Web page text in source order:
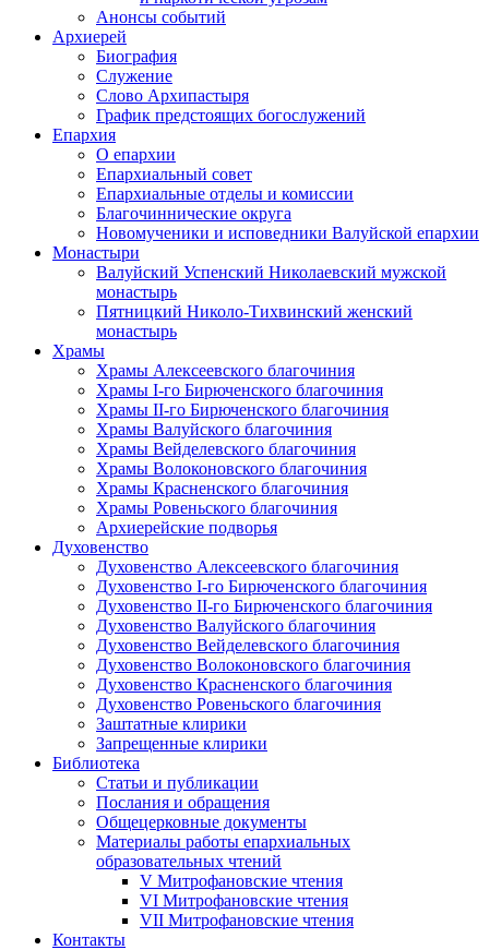
Анонсы событий
Архиерей
Биография
Служение
Слово Архипастыря
График предстоящих богослужений
Епархия
О епархии
Епархиальный совет
Епархиальные отделы и комиссии
Благочиннические округа
Новомученики и исповедники Валуйской епархии
Монастыри
Валуйский Успенский Николаевский мужской
монастырь
Пятницкий Николо-Тихвинский женский
монастырь
Храмы
Храмы Алексеевского благочиния
Храмы I-го Бирюченского благочиния
Храмы II-го Бирюченского благочиния
Храмы Валуйского благочиния
Храмы Вейделевского благочиния
Храмы Волоконовского благочиния
Храмы Красненского благочиния
Храмы Ровеньского благочиния
Архиерейские подворья
Духовенство
Духовенство Алексеевского благочиния
Духовенство I-го Бирюченского благочиния
Духовенство II-го Бирюченского благочиния
Духовенство Валуйского благочиния
Духовенство Вейделевского благочиния
Духовенство Волоконовского благочиния
Духовенство Красненского благочиния
Духовенство Ровеньского благочиния
Заштатные клирики
Запрещенные клирики
Библиотека
Статьи и публикации
Послания и обращения
Общецерковные документы
Материалы работы епархиальных
образовательных чтений
V Митрофановские чтения
VI Митрофановские чтения
VII Митрофановские чтения
Контакты